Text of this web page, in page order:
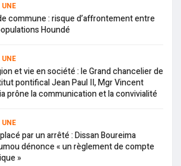
commune : risque d’affrontement entre
Houndé
et vie en société : le Grand chancelier de
pontifical Jean Paul II, Mgr Vincent
prône la communication et la convivialité
par un arrêté : Dissan Boureima
dénonce « un règlement de compte
»